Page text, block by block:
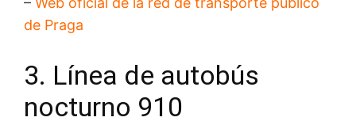
de Praga
3. Línea de autobús
nocturno 910